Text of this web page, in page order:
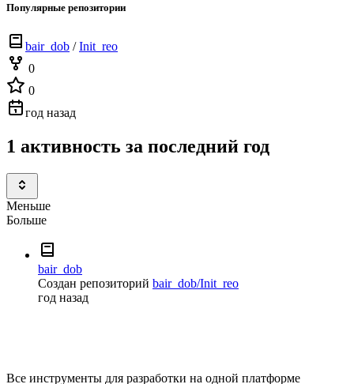
Популярные репозитории
bair_dob /Init_reo
0
0
год назад
1 активность за последний год
Меньше
Больше
bair_dob
Создан репозиторий bair_dob/Init_reo
год назад
Все инструменты для разработки на одной платформе